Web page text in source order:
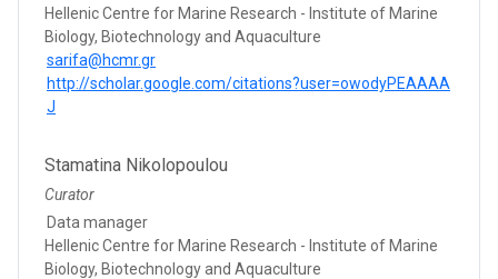
Hellenic Centre for Marine Research - Institute of Marine
Biology, Biotechnology and Aquaculture
sarifa@hcmr.gr
http://scholar.google.com/citations?user=owodyPEAAAA
J
Stamatina Nikolopoulou
Curator
Data manager
Hellenic Centre for Marine Research - Institute of Marine
Biology, Biotechnology and Aquaculture